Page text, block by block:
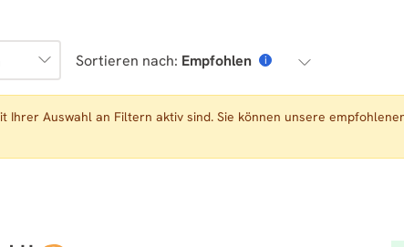
Sortieren nach: Empfohlen i
Ihrer Auswahl an Filtern aktiv sind. Sie können unsere